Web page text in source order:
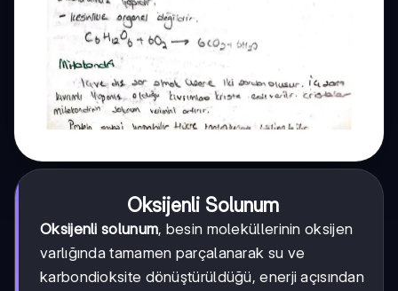
Oksijenli Solunum
Oksijenli solunum, besin moleküllerinin oksijen
varlığında tamamen parçalanarak su ve
karbondioksite dönüştürüldüğü, enerji açısından